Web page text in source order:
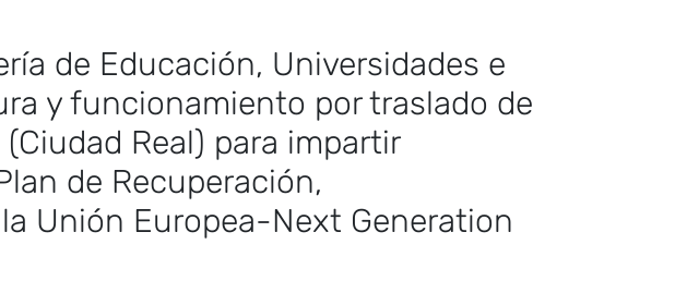
de Educación, Universidades e
y funcionamiento por traslado de
Real) para impartir
de Recuperación,
Unión Europea-Next Generation